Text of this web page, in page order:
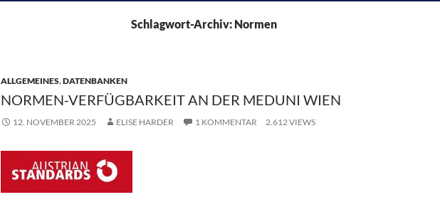
Schlagwort-Archiv: Normen
ALLGEMEINES,DATENBANKEN
NORMEN-VERFÜGBARKEIT AN DER MEDUNI WIEN
12. NOVEMBER 2025 ELISE HARDER 1 KOMMENTAR 2.612 VIEWS